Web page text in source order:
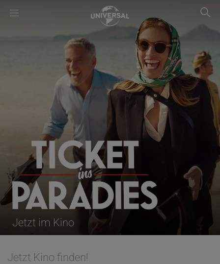
Jetzt im Kino
Jetzt Kino finden!